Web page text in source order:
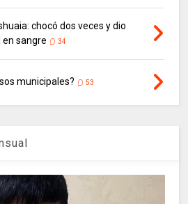
chocó dos veces y dio
en sangre
34
municipales? 53